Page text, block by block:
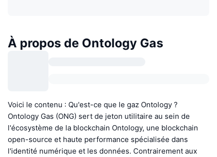
À propos de Ontology Gas
Voici le contenu : Qu'est-ce que le gaz Ontology ?
Ontology Gas (ONG) sert de jeton utilitaire au sein de
l'écosystème de la blockchain Ontology, une blockchain
open-source et haute performance spécialisée dans
l'identité numérique et les données. Contrairement aux